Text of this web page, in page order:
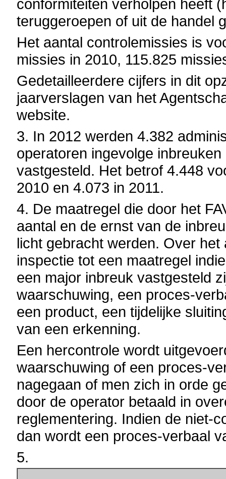
conformiteiten verholpen heeft
teruggeroepen of uit de
Het aantal controlemissies is
missies in 2010, 115.825
Gedetailleerdere cijfers in dit
jaarverslagen van het
website.
3. In 2012 werden 4.382
operatoren ingevolge
vastgesteld. Het betrof 4.448
2010 en 4.073 in 2011.
4. De maatregel die door het
aantal en de ernst van de
licht gebracht werden. Over
inspectie tot een maatregel
een major inbreuk vastgesteld
waarschuwing, een proces-
een product, een tijdelijke
van een erkenning.
Een hercontrole wordt
waarschuwing of een proces-
nagegaan of men zich in orde
door de operator betaald in
reglementering. Indien de niet-
dan wordt een proces-verbaal
5.